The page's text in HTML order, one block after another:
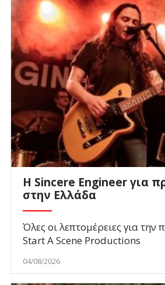
Η Sincere Engineer για
στην Ελλάδα
Όλες οι λεπτομέρειες για την
Start A Scene Productions
04/08/2026